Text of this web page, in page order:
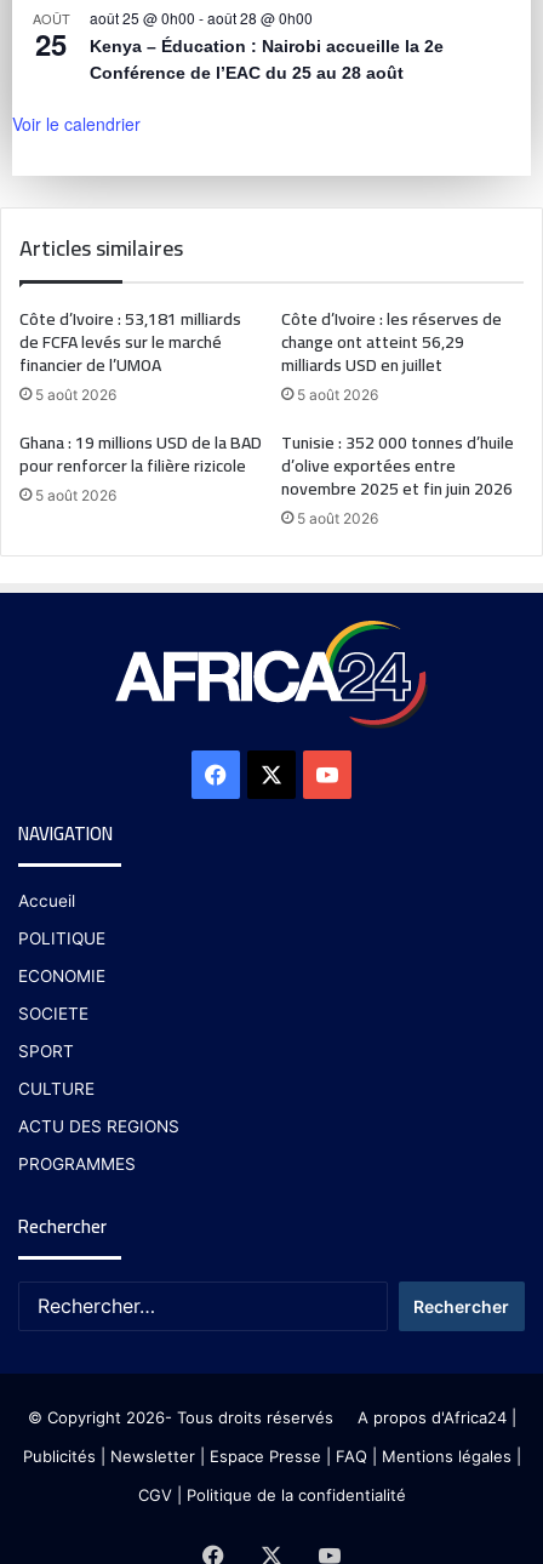
AOÛT
25
août 25 @ 0h00 -août 28 @ 0h00
Kenya – Éducation : Nairobi accueille la 2e
Conférence de l’EAC du 25 au 28 août
Voir le calendrier
Articles similaires
Côte d’Ivoire : 53,181 milliards
de FCFA levés sur le marché
financier de l’UMOA
5 août 2026
Côte d’Ivoire : les réserves de
change ont atteint 56,29
milliards USD en juillet
5 août 2026
Ghana : 19 millions USD de la BAD
pour renforcer la filière rizicole
5 août 2026
Tunisie : 352 000 tonnes d’huile
d’olive exportées entre
novembre 2025 et fin juin 2026
5 août 2026
NAVIGATION
Accueil
POLITIQUE
ECONOMIE
SOCIETE
SPORT
CULTURE
ACTU DES REGIONS
PROGRAMMES
Rechercher
© Copyright 2026- Tous droits réservés A propos d'Africa24|
Publicités
Newsletter| Espace Presse | FAQ | Mentions légales
CGV| Politique de la confidentialité